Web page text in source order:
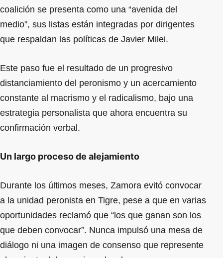
coalición se presenta como una “avenida del
medio”, sus listas están integradas por dirigentes
que respaldan las políticas de Javier Milei.
Este paso fue el resultado de un progresivo
distanciamiento del peronismo y un acercamiento
constante al macrismo y el radicalismo, bajo una
estrategia personalista que ahora encuentra su
confirmación verbal.
Un largo proceso de alejamiento
Durante los últimos meses, Zamora evitó convocar
a la unidad peronista en Tigre, pese a que en varias
oportunidades reclamó que “los que ganan son los
que deben convocar”. Nunca impulsó una mesa de
diálogo ni una imagen de consenso que represente